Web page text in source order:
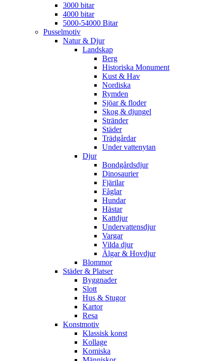
3000 bitar
4000 bitar
5000-54000 Bitar
Pusselmotiv
Natur & Djur
Landskap
Berg
Historiska Monument
Kust & Hav
Nordiska
Rymden
Sjöar & floder
Skog & djungel
Stränder
Städer
Trädgårdar
Under vattenytan
Djur
Bondgårdsdjur
Dinosaurier
Fjärilar
Fåglar
Hundar
Hästar
Kattdjur
Undervattensdjur
Vargar
Vilda djur
Älgar & Hovdjur
Blommor
Städer & Platser
Byggnader
Slott
Hus & Stugor
Kartor
Resa
Konstmotiv
Klassisk konst
Kollage
Komiska